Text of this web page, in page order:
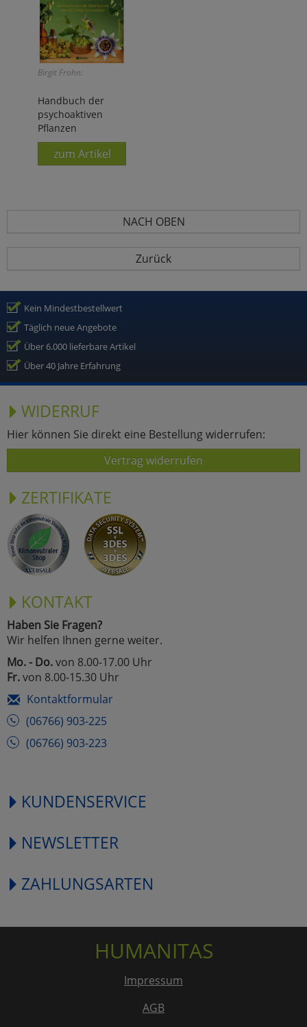
Birgit Frohn:
Handbuch der
psychoaktiven
Pflanzen
zum Artikel
NACH OBEN
Zurück
Kein Mindestbestellwert
Täglich neue Angebote
Über 6.000 lieferbare Artikel
Über 40 Jahre Erfahrung
WIDERRUF
Hier können Sie direkt eine Bestellung widerrufen:
Vertrag widerrufen
ZERTIFIKATE
KONTAKT
Haben Sie Fragen?
Wir helfen Ihnen gerne weiter.
Mo. - Do.von 8.00-17.00 Uhr
Fr.von 8.00-15.30 Uhr
Kontaktformular
(06766) 903-225
(06766) 903-223
KUNDENSERVICE
NEWSLETTER
ZAHLUNGSARTEN
HUMANITAS
Impressum
AGB